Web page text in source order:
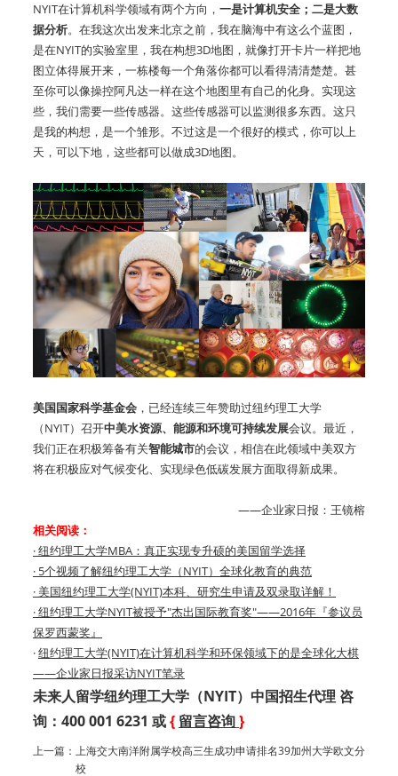
NYIT在计算机科学领域有两个方向， 一是计算机安全；二是大数
据分析。在我这次出发来北京之前，我在脑海中有这么个蓝图，
是在NYIT的实验室里，我在构想3D地图，就像打开卡片一样把地
图立体得展开来，一栋楼每一个角落你都可以看得清清楚楚。甚
至你可以像操控阿凡达一样在这个地图里有自己的化身。实现这
些，我们需要一些传感器。这些传感器可以监测很多东西。这只
是我的构想，是一个雏形。不过这是一个很好的模式，你可以上
天，可以下地，这些都可以做成3D地图。
美国国家科学基金会 ，已经连续三年赞助过纽约理工大学
（NYIT）召开中美水资源、能源和环境可持续发展会议。最近，
我们正在积极筹备有关智能城市的会议，相信在此领域中美双方
将在积极应对气候变化、实现绿色低碳发展方面取得新成果。
——企业家日报：王镜榕
相关阅读：
·纽约理工大学MBA：真正实现专升硕的美国留学选择
· 5个视频了解纽约理工大学（NYIT）全球化教育的典范
·美国纽约理工大学(NYIT)本科、研究生申请及双录取详解！
·纽约理工大学NYIT被授予"杰出国际教育奖"——2016年『参议员
保罗西蒙奖』
·纽约理工大学(NYIT)在计算机科学和环保领域下的是全球化大棋
——企业家日报采访NYIT笔录
未来人留学纽约理工大学（NYIT）中国招生代理 咨
询：400 001 6231 或{ 留言咨询}
上一篇： 上海交大南洋附属学校高三生成功申请排名39加州大学欧文分
校